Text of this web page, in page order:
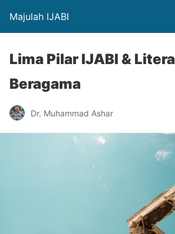
Majulah IJABI
Lima Pilar IJABI &
Beragama
Dr. Muhammad Ashar